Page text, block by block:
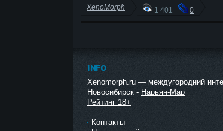
XenoMorph 1 401 0
INFO
Xenomorph.ru — междугородний
Новосибирск - Нарьян-Мар
Рейтинг 18+
Контакты